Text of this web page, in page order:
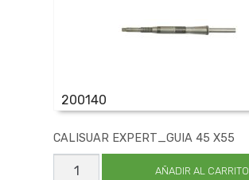
200140
CALISUAR EXPERT_GUIA 45 X55
CALISUAR
EXPERT_GUIA
AÑADIR AL CARRITO